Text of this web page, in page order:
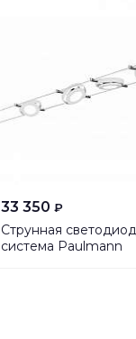
33 350 ₽
Струнная
система Paulmann